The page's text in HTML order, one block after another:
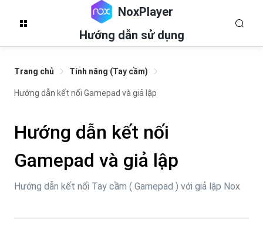
NoxPlayer
Hướng dẫn sử dụng
Trang chủ Tính năng (Tay cầm)
Hướng dẫn kết nối Gamepad và giả lập
Hướng dẫn kết nối
Gamepad và giả lập
Hướng dẫn kết nối Tay cầm ( Gamepad ) với giả lập Nox